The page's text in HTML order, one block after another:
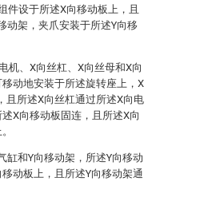
件设于所述X向移动板上，且
动架，夹爪安装于所述Y向移
机、X向丝杠、X向丝母和X向
动地安装于所述旋转座上，X
且所述X向丝杠通过所述X向电
X向移动板固连，且所述X向
缸和Y向移动架，所述Y向移动
动板上，且所述Y向移动架通